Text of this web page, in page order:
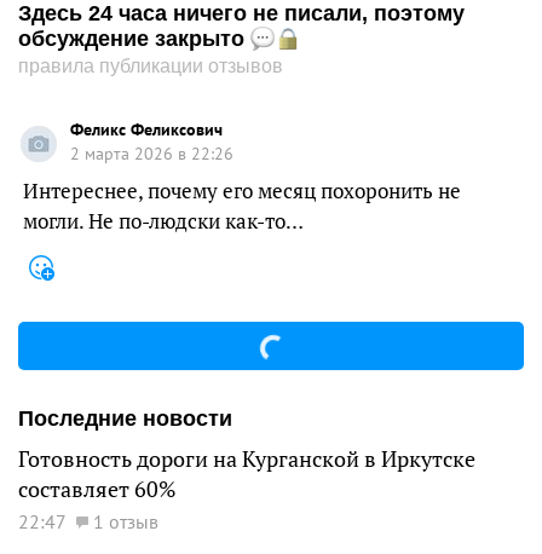
Здесь 24 часа ничего не писали, поэтому
обсуждение закрыто
правила публикации отзывов
Феликс Феликсович
2 марта 2026 в 22:26
Интереснее, почему его месяц похоронить не
могли. Не по-людски как-то…
Последние новости
Готовность дороги на Курганской в Иркутске
составляет 60%
22:47 1 отзыв